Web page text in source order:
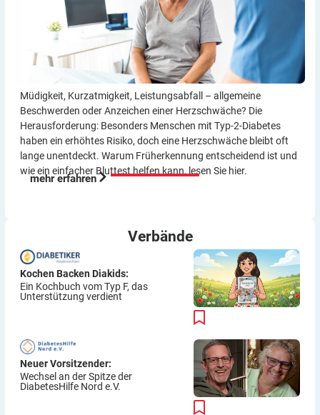
Müdigkeit, Kurzatmigkeit, Leistungsabfall – allgemeine
Beschwerden oder Anzeichen einer Herzschwäche? Die
Herausforderung: Besonders Menschen mit Typ-2-Diabetes
haben ein erhöhtes Risiko, doch eine Herzschwäche bleibt oft
lange unentdeckt. Warum Früherkennung entscheidend ist und
wie ein einfacher Bluttest helfen kann, lesen Sie hier.
mehr erfahren
Verbände
Kochen Backen Diakids:
Ein Kochbuch vom Typ F, das
Unterstützung verdient
Neuer Vorsitzender:
Wechsel an der Spitze der
DiabetesHilfe Nord e.V.